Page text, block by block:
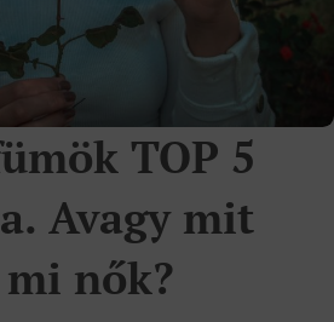
TOP 5
Avagy mit
nők?